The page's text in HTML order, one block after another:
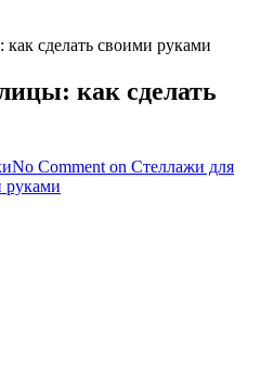
сделать своими руками
как сделать
No Comment on Стеллажи для
руками